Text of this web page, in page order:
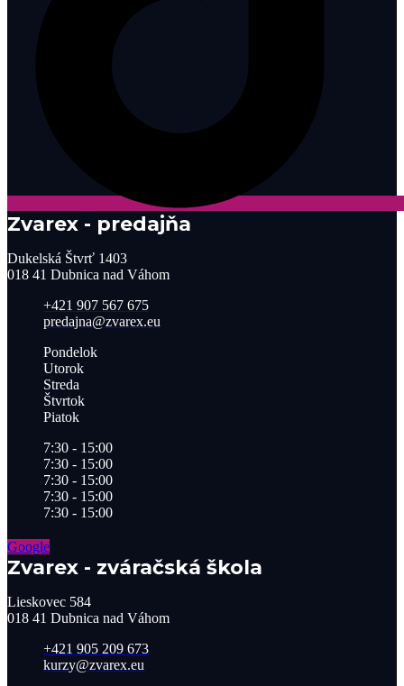
Zvarex - predajňa
Dukelská Štvrť 1403
018 41 Dubnica nad Váhom
+421 907 567 675
predajna@zvarex.eu
Pondelok
Utorok
Streda
Štvrtok
Piatok
7:30 - 15:00
7:30 - 15:00
7:30 - 15:00
7:30 - 15:00
7:30 - 15:00
Google
Zvarex - zváračská škola
Lieskovec 584
018 41 Dubnica nad Váhom​
+421 905 209 673​
kurzy@zvarex.eu